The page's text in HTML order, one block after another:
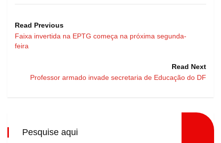
Read Previous
Faixa invertida na EPTG começa na próxima segunda-
feira
Read Next
Professor armado invade secretaria de Educação do DF
Pesquise aqui